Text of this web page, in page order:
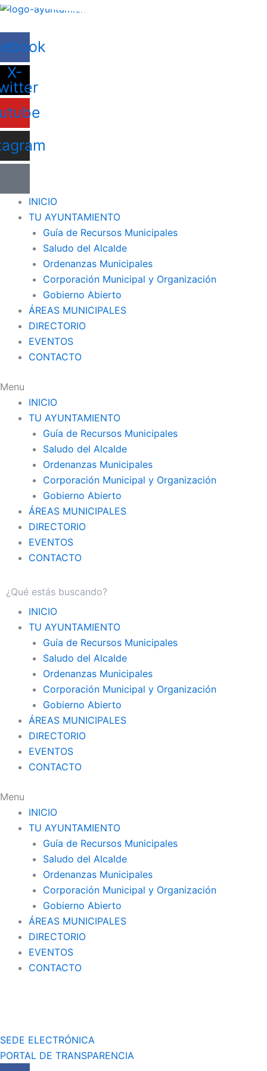
Ir
contenido
X-
INICIO
TU AYUNTAMIENTO
Guía de Recursos Municipales
Saludo del Alcalde
Ordenanzas Municipales
Corporación Municipal y Organización
Gobierno Abierto
ÁREAS MUNICIPALES
DIRECTORIO
EVENTOS
CONTACTO
Menu
INICIO
TU AYUNTAMIENTO
Guía de Recursos Municipales
Saludo del Alcalde
Ordenanzas Municipales
Corporación Municipal y Organización
Gobierno Abierto
ÁREAS MUNICIPALES
DIRECTORIO
EVENTOS
CONTACTO
INICIO
TU AYUNTAMIENTO
Guía de Recursos Municipales
Saludo del Alcalde
Ordenanzas Municipales
Corporación Municipal y Organización
Gobierno Abierto
ÁREAS MUNICIPALES
DIRECTORIO
EVENTOS
CONTACTO
Menu
INICIO
TU AYUNTAMIENTO
Guía de Recursos Municipales
Saludo del Alcalde
Ordenanzas Municipales
Corporación Municipal y Organización
Gobierno Abierto
ÁREAS MUNICIPALES
DIRECTORIO
EVENTOS
CONTACTO
SEDE ELECTRÓNICA
PORTAL DE TRANSPARENCIA